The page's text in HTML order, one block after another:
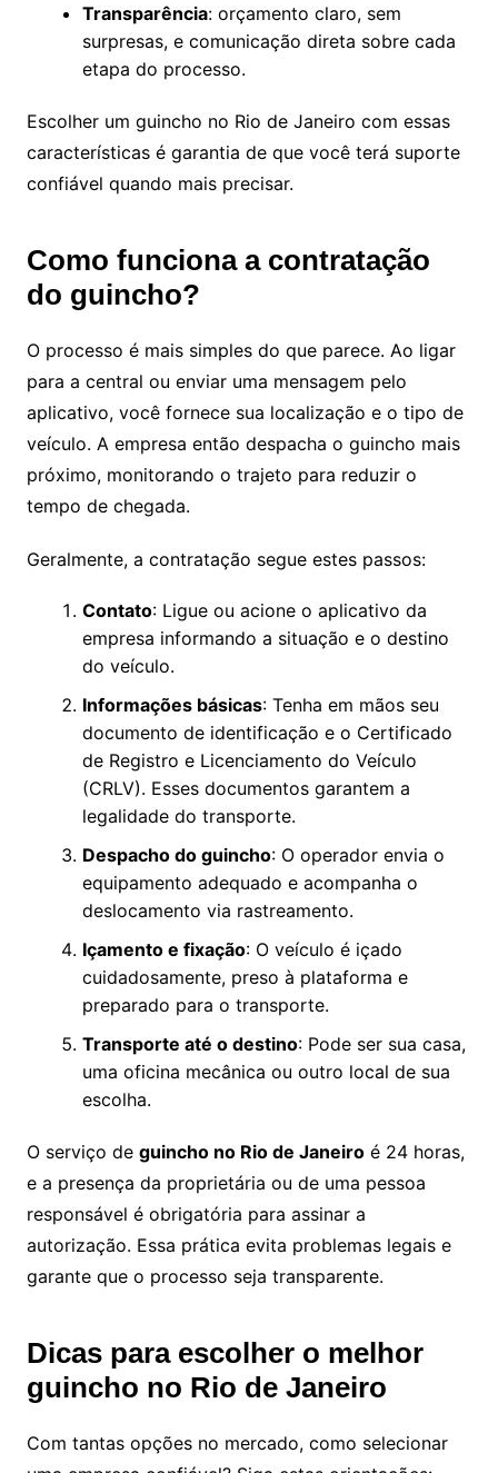
Transparência: orçamento claro, sem
surpresas, e comunicação direta sobre cada
etapa do processo.
Escolher um guincho no Rio de Janeiro com essas
características é garantia de que você terá suporte
confiável quando mais precisar.
Como funciona a contratação
do guincho?
O processo é mais simples do que parece. Ao ligar
para a central ou enviar uma mensagem pelo
aplicativo, você fornece sua localização e o tipo de
veículo. A empresa então despacha o guincho mais
próximo, monitorando o trajeto para reduzir o
tempo de chegada.
Geralmente, a contratação segue estes passos:
Contato: Ligue ou acione o aplicativo da
empresa informando a situação e o destino
do veículo.
Informações básicas: Tenha em mãos seu
documento de identificação e o Certificado
de Registro e Licenciamento do Veículo
(CRLV). Esses documentos garantem a
legalidade do transporte.
Despacho do guincho: O operador envia o
equipamento adequado e acompanha o
deslocamento via rastreamento.
Içamento e fixação: O veículo é içado
cuidadosamente, preso à plataforma e
preparado para o transporte.
Transporte até o destino: Pode ser sua casa,
uma oficina mecânica ou outro local de sua
escolha.
O serviço de guincho no Rio de Janeiroé 24 horas,
e a presença da proprietária ou de uma pessoa
responsável é obrigatória para assinar a
autorização. Essa prática evita problemas legais e
garante que o processo seja transparente.
Dicas para escolher o melhor
guincho no Rio de Janeiro
Com tantas opções no mercado, como selecionar